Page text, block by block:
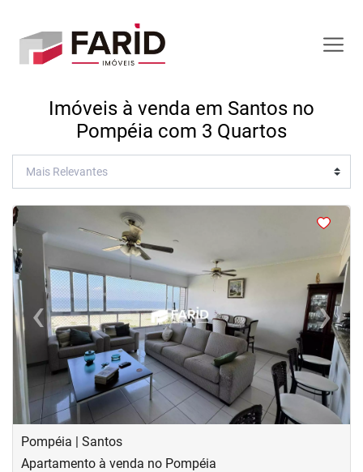
Imóveis à venda em Santos no
Pompéia com 3 Quartos
<
‹
Previous ›Next
Pompéia | Santos
Apartamento à venda no Pompéia